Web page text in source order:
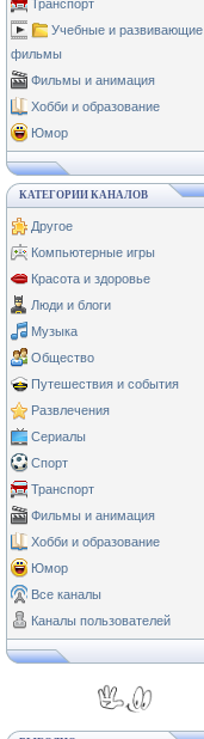
Транспорт
Учебные и развивающие
фильмы
Фильмы и анимация
Хобби и образование
Юмор
КАТЕГОРИИ КАНАЛОВ
Другое
Компьютерные игры
Красота и здоровье
Люди и блоги
Музыка
Общество
Путешествия и события
Развлечения
Сериалы
Спорт
Транспорт
Фильмы и анимация
Хобби и образование
Юмор
Все каналы
Каналы пользователей